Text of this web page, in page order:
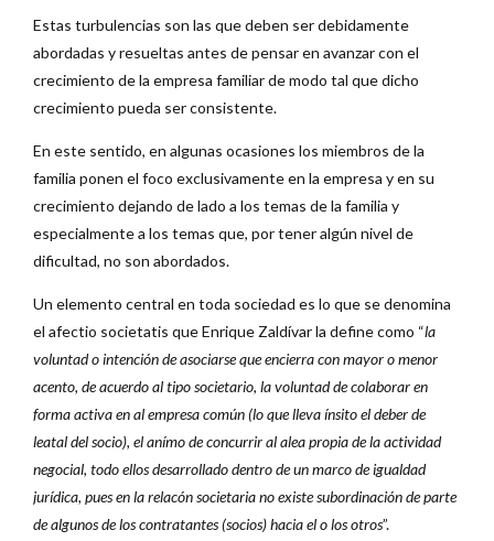
Estas turbulencias son las que deben ser debidamente
abordadas y resueltas antes de pensar en avanzar con el
crecimiento de la empresa familiar de modo tal que dicho
crecimiento pueda ser consistente.
En este sentido, en algunas ocasiones los miembros de la
familia ponen el foco exclusivamente en la empresa y en su
crecimiento dejando de lado a los temas de la familia y
especialmente a los temas que, por tener algún nivel de
dificultad, no son abordados.
Un elemento central en toda sociedad es lo que se denomina
el afectio societatis que Enrique Zaldívar la define como “la
voluntad o intención de asociarse que encierra con mayor o menor
acento, de acuerdo al tipo societario, la voluntad de colaborar en
forma activa en al empresa común (lo que lleva ínsito el deber de
leatal del socio), el anímo de concurrir al alea propia de la actividad
negocial, todo ellos desarrollado dentro de un marco de igualdad
jurídica, pues en la relacón societaria no existe subordinación de parte
de algunos de los contratantes (socios) hacia el o los otros”.